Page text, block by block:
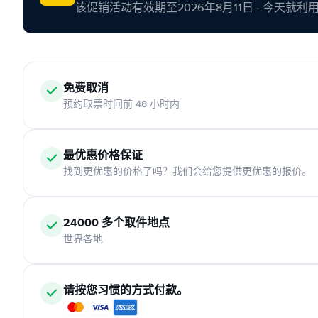
该促销活动有效期至2026年8月11日 - 今天就利用
免费取消
预约取票时间前 48 小时内
最优惠价格保证
找到更优惠的价格了吗？我们会给您提供更优惠的报价。
24000 多个取件地点
世界各地
请按您习惯的方式付款。